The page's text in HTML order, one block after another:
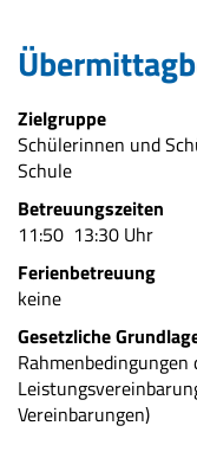
Zielgruppe
Schülerinnen und
Schule
Betreuungszeiten
11:50  13:30 Uhr
Ferienbetreuung
keine
Gesetzliche
Rahmenbedingungen
Vereinbarungen)